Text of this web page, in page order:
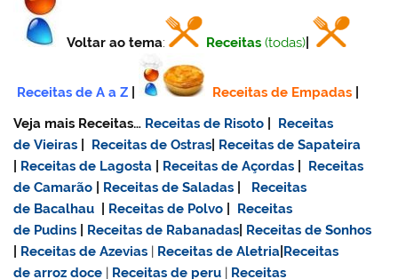
Voltar ao tema: Receitas (todas)
Receitas de A a Z Receitas de Empadas
Veja mais Receitas… Receitas de Risoto
Receitas
de Vieiras
Receitas de Ostras Receitas de Sapateira
Receitas de Lagosta Receitas de Açordas
Receitas
de Camarão
Receitas de Saladas
Receitas
de Bacalhau
Receitas de Polvo
Receitas
de Pudins
Receitas de Rabanadas Receitas de Sonhos
Receitas de Azevias | Receitas de Aletria Receitas
dearroz doce | Receitas de peru | Receitas